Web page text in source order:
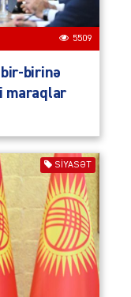
5509
bir-birinə
maraqlar
SIYASƏT